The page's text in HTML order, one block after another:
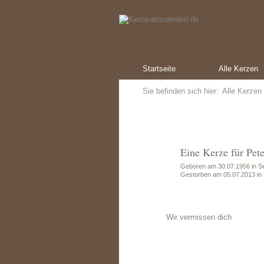
Startseite Alle Kerzen
Sie befinden sich hier: Alle Kerzen
Eine Kerze für
Geboren am 30.07.1956 in
Gestorben am 05.07.2013 in
Wir vermissen dich